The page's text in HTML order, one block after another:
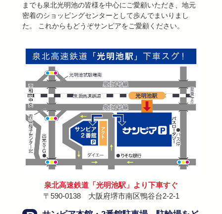
までも泉北光明池の皆様を中心にご愛顧いただき、地元
密着のショッピングセンターとして歩んでまいりまし
た。 これからもどうぞサンピアをご愛顧ください。
泉北高速鉄道「光明池駅」より下車すぐ
〒590-0138 大阪府堺市南区鴨谷台2-2-1